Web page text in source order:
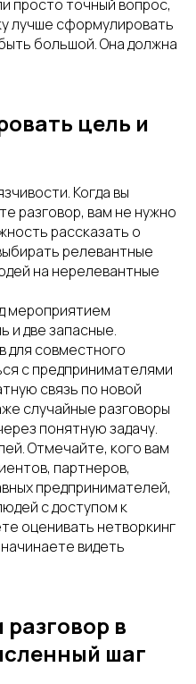
просто точный вопрос,
лучше сформулировать
большой. Она должна
цель и
Когда вы
разговор, вам не нужно
рассказать о
релевантные
на нерелевантные
мероприятием
и две запасные.
для совместного
с предпринимателями
связь по новой
случайные разговоры
понятную задачу.
Отмечайте, кого вам
партнеров,
предпринимателей,
с доступом к
оценивать нетворкинг
видеть
в
шаг